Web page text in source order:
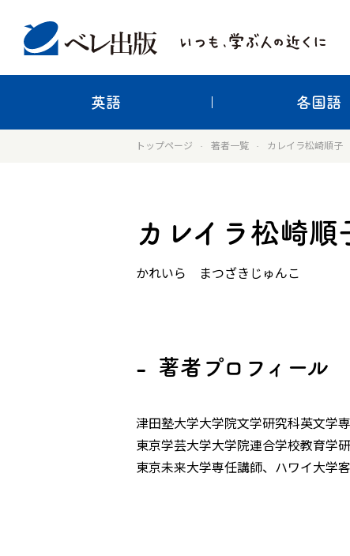
英語 各国語
トップページ 著者一覧 カレイラ松崎順子
カレイラ松崎順
かれいら まつざきじゅんこ
著者プロフィール
津田塾大学大学院文学研究科英文学
東京学芸大学大学院連合学校教育学
東京未来大学専任講師、ハワイ大学